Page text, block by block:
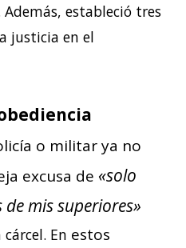
estableció tres
justicia en el
o militar ya no
excusa de «solo
mis superiores»
En estos